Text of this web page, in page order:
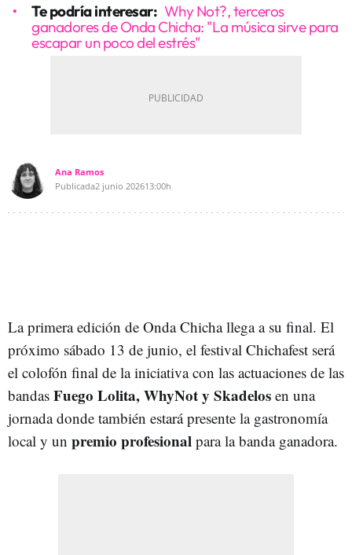
Te podría interesar: Why Not?, terceros
ganadores de Onda Chicha: "La música sirve para
escapar un poco del estrés"
Ana Ramos
Publicada2 junio 202613:00h
La primera edición de Onda Chicha llega a su final. El
próximo sábado 13 de junio, el festival Chichafest será
el colofón final de la iniciativa con las actuaciones de las
bandas Fuego Lolita, WhyNot y Skadelos en una
jornada donde también estará presente la gastronomía
local y un premio profesional para la banda ganadora.